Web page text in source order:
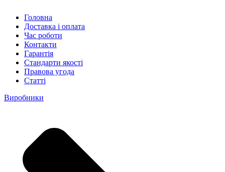
Головна
Доставка і оплата
Час роботи
Контакти
Гарантія
Стандарти якості
Правова угода
Статті
Виробники